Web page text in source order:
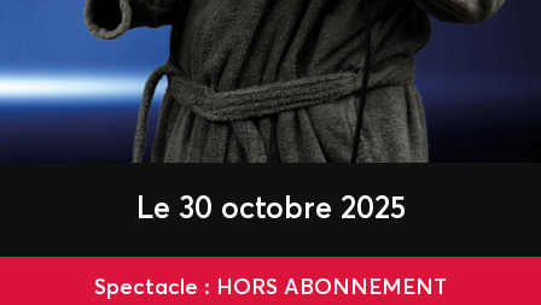
Le 30 octobre 2025
Spectacle : HORS ABONNEMENT